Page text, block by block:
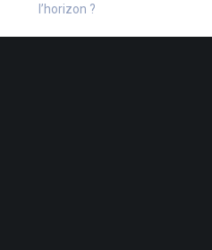
l’horizon ?